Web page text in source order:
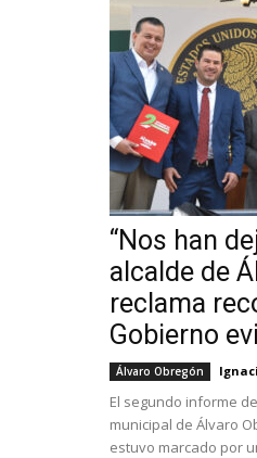
“Nos han
alcalde de
reclama
Gobierno
Álvaro Obregón
El segundo informe
municipal de Álvaro
estuvo marcado por